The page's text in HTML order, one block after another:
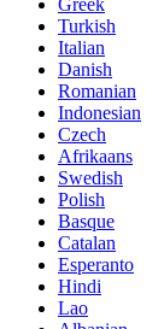
Turkish
Italian
Danish
Romanian
Indonesian
Czech
Afrikaans
Swedish
Polish
Basque
Catalan
Esperanto
Hindi
Lao